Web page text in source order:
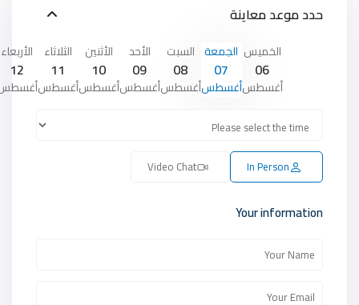
حدد موعد معاينة
الخميس
06
أغسطس
الجمعة
07
أغسطس
السبت
08
أغسطس
الأحد
09
أغسطس
الأثنين
10
أغسطس
الثلاثاء
11
أغسطس
الأربعاء
12
In Person
Video Chat
Your information